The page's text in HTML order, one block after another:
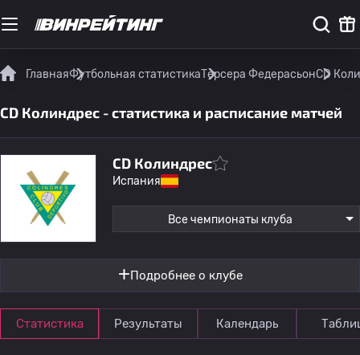
ГлавнаяФутбольная статистикаТерсера ФедерасьонCD
CD Колиндрес - статистика и расписание матчей
CD Колиндрес
Испания
Все чемпионаты клуба
Подробнее о клубе
Статистика Результаты Календарь